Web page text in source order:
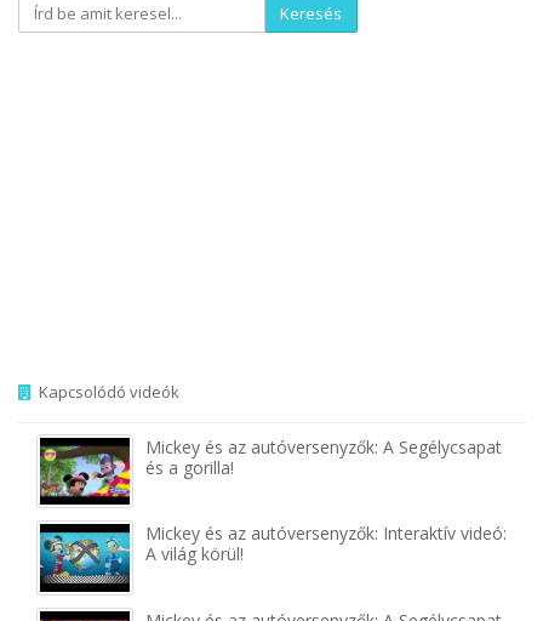
Keresés
Kapcsolódó videók
Mickey és az autóversenyzők: A Segélycsapat
és a gorilla!
Mickey és az autóversenyzők: Interaktív videó:
A világ körül!